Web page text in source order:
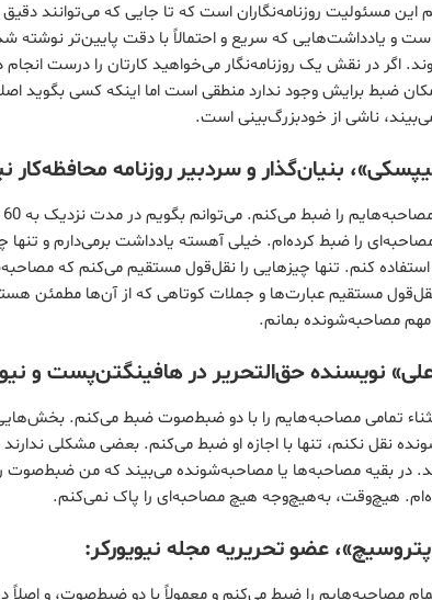
این مسئولیت روزنامه‌نگاران است که تا جایی که می‌توانند
و یادداشت‌هایی که سریع و احتمالاً با دقت پایین‌تر نوشته
اگر در نقش یک روزنامه‌نگار می‌خواهید کارتان را درست
ضبط برایش وجود ندارد منطقی است اما اینکه کسی بگوید
ناشی از خودبزرگ‌بینی است.
بنیان‌گذار و سردبیر روزنامه محافظه‌کار
را ضبط کرده‌ام. خیلی آهسته یادداشت برمی‌دارم و تنها
کنم. تنها چیزهایی را نقل‌قول مستقیم می‌کنم که
مستقیم عبارت‌ها و جملات کوتاهی که از آن‌ها مطمئن
مصاحبه‌شونده بمانم.
نویسنده حق‌التحریر در هافینگتن‌پست و
تمامی مصاحبه‌هایم را با دو ضبط‌صوت ضبط می‌کنم. بخش‌هایی
نقل نکنم، تنها با اجازه او ضبط می‌کنم. بعضی مشکلی
در بقیه مصاحبه‌ها یا مصاحبه‌شونده می‌بیند که من ضبط‌صوت
هیچ‌وقت، به‌هیچ‌وجه هیچ مصاحبه‌ای را پاک نمی‌کنم.
پتروسیچ»، عضو تحریریه مجله نیویورکر:
مصاحبه‌هایم را ضبط می‌کنم و معمولاً با دو ضبط‌صوت، و اصلاً